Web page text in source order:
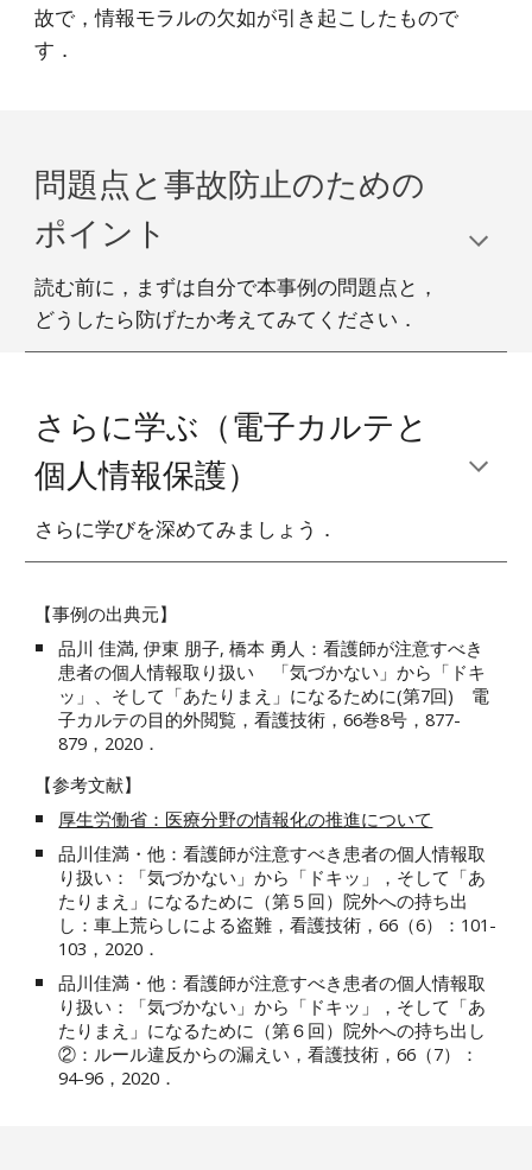
故で，情報モラルの欠如が引き起こしたもので
す．
問題点と事故防止のための
ポイント
読む前に，まずは自分で本事例の問題点と，
どうしたら防げたか考えてみてください．
さらに学ぶ（電子カルテと
個人情報保護）
さらに学びを深めてみましょう．
【事例の出典元】
品川 佳満, 伊東 朋子, 橋本 勇人：看護師が注意すべき
患者の個人情報取り扱い 「気づかない」から「ドキ
ッ」、そして「あたりまえ」になるために(第7回) 電
子カルテの目的外閲覧 ，看護技術，66巻8号，877-
879 ，2020．
【参考文献】
厚生労働省：医療分野の情報化の推進について
品川佳満・他：看護師が注意すべき患者の個人情報取
り扱い：「気づかない」から「ドキッ」，そして「あ
たりまえ」になるために（第５回）院外への持ち出
し：車上荒らしによる盗難，看護技術，66（6）：101-
103，2020．
品川佳満・他：看護師が注意すべき患者の個人情報取
り扱い：「気づかない」から「ドキッ」，そして「あ
たりまえ」になるために（第６回）院外への持ち出し
②：ルール違反からの漏えい，看護技術，66（7）：
94-96，2020．